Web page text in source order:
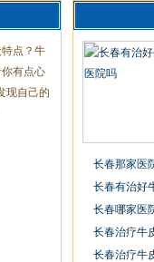
点？牛
有点心
现自己的
长春那家医
长春有治好
长春哪家医
长春治疗牛
长春治疗牛